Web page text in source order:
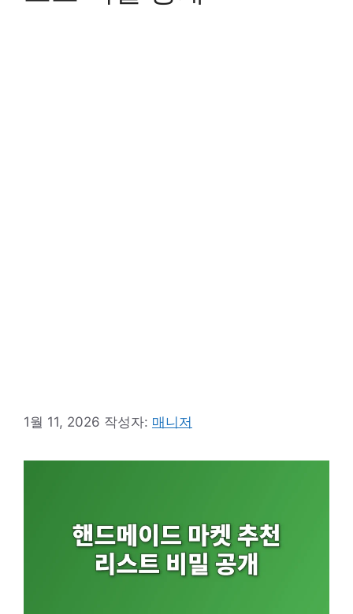
1월 11, 2026 작성자: 매니저